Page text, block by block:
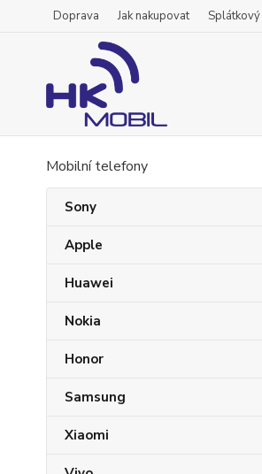
Doprava Jak nakupovat
Mobilní telefony
Sony
Apple
Huawei
Nokia
Honor
Samsung
Xiaomi